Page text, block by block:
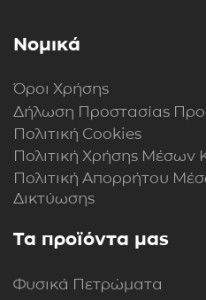
Νομικά
Όροι Χρήσης
Δήλωση Προστασίας
Πολιτική Cookies
Πολιτική Xρήσης Mέσων
Πολιτική Απορρήτου
Δικτύωσης
Τα προϊόντα μας
Φυσικά Πετρώματα